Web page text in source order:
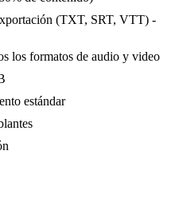
(TXT, SRT, VTT) -
los formatos de audio y video
estándar